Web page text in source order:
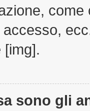
[img].
sono gli